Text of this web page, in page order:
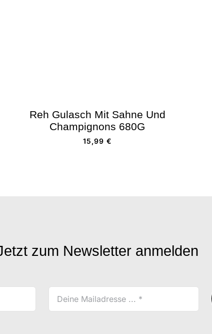
Reh Gulasch Mit Sahne Und
Champignons 680G
15,99 €
zum Newsletter anmelden